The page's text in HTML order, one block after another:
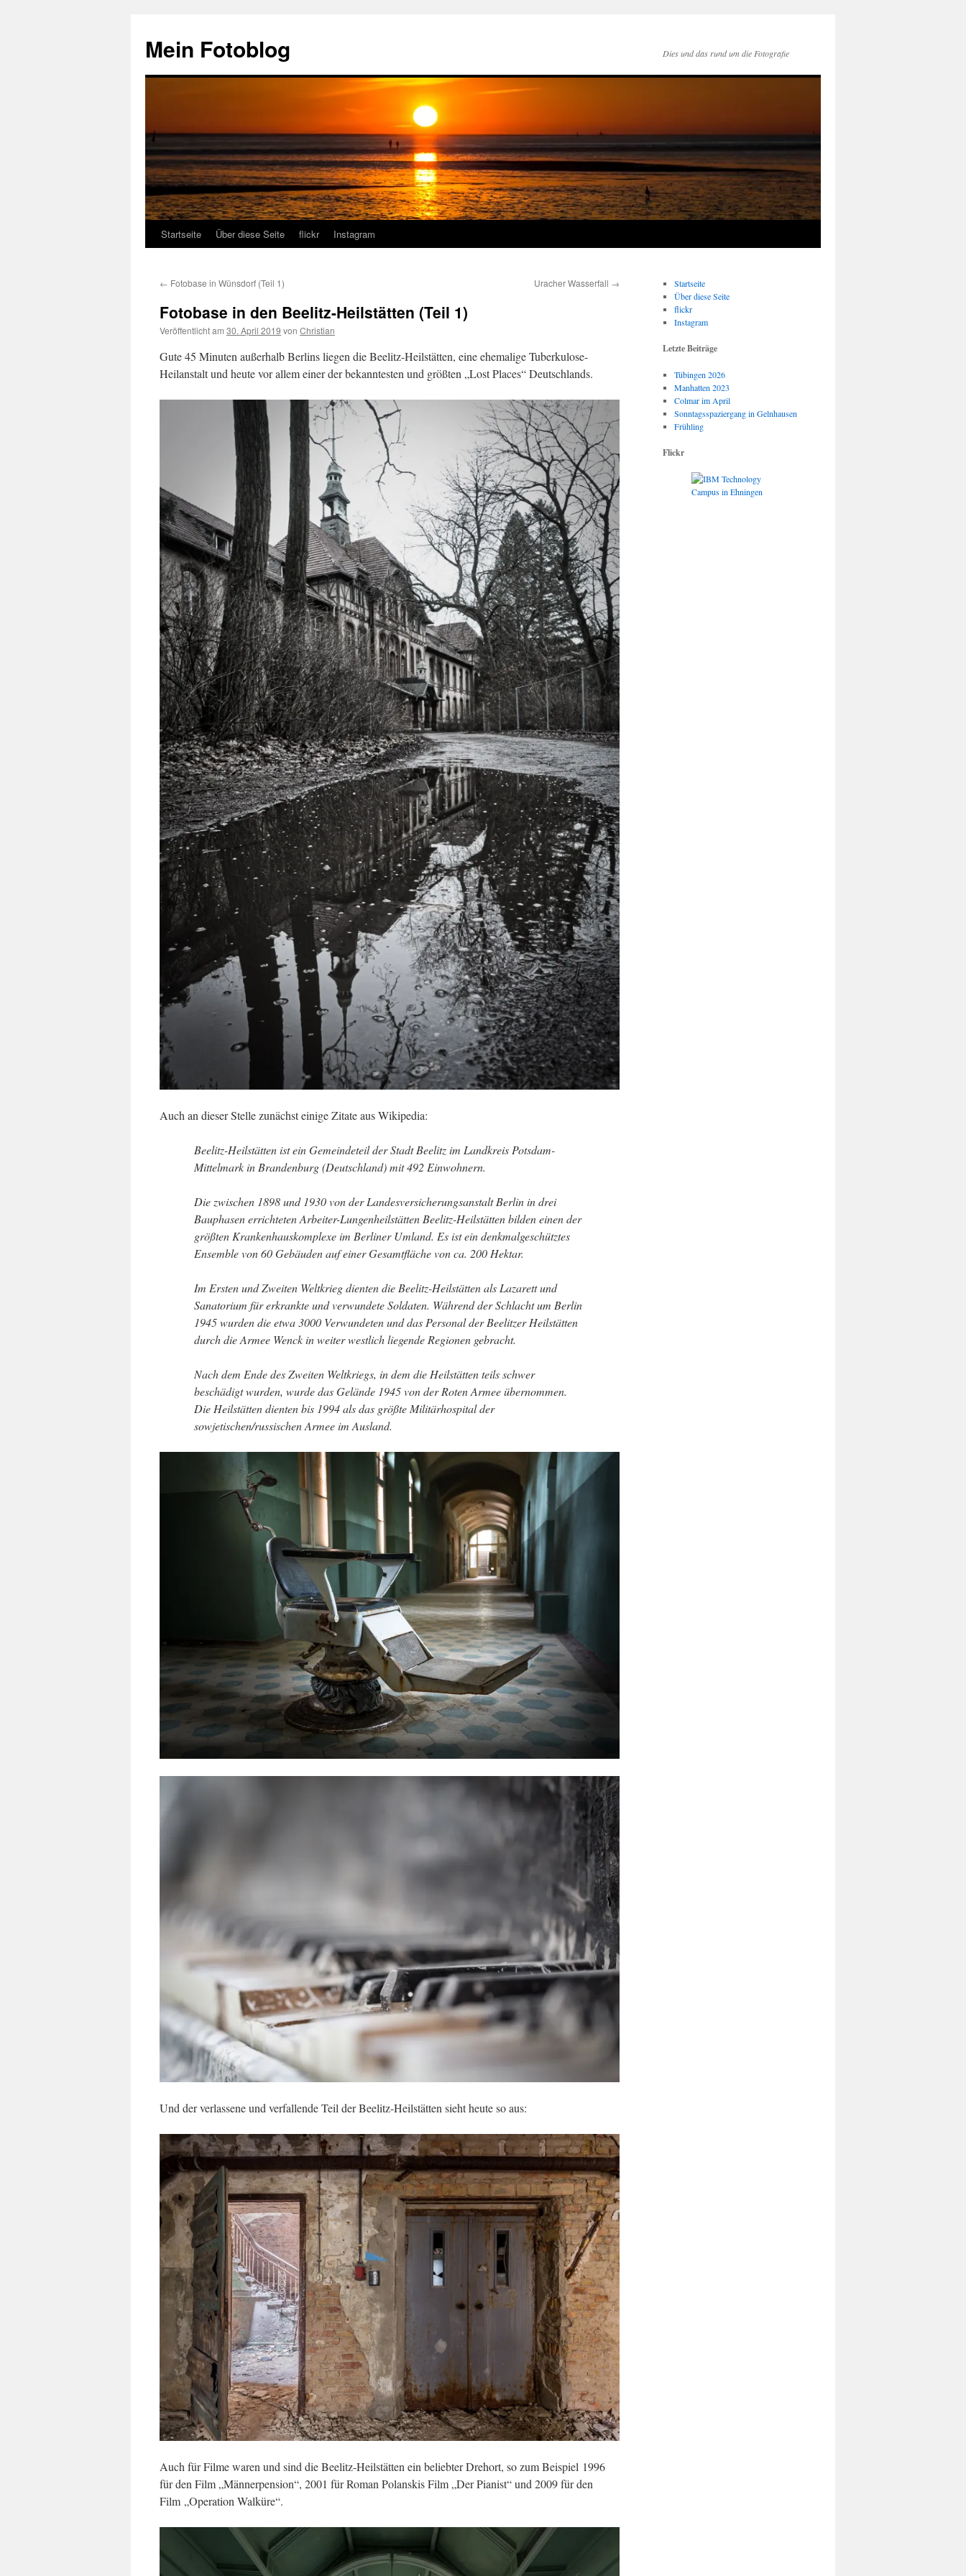
springen
Mein Fotoblog Dies und das rund um die Fotografie
Startseite Über diese Seite flickr Instagram
← Fotobase in Wünsdorf (Teil 1) Uracher Wasserfall →
Fotobase in den Beelitz-Heilstätten (Teil 1)
Veröffentlicht am 30. April 2019 von Christian
Gute 45 Minuten außerhalb Berlins liegen die Beelitz-Heilstätten, eine ehemalige Tuberkulose-
Heilanstalt und heute vor allem einer der bekanntesten und größten „Lost Places“ Deutschlands.
Auch an dieser Stelle zunächst einige Zitate aus Wikipedia:
Beelitz-Heilstätten ist ein Gemeindeteil der Stadt Beelitz im Landkreis Potsdam-
Mittelmark in Brandenburg (Deutschland) mit 492 Einwohnern.
Die zwischen 1898 und 1930 von der Landesversicherungsanstalt Berlin in drei
Bauphasen errichteten Arbeiter-Lungenheilstätten Beelitz-Heilstätten bilden einen der
größten Krankenhauskomplexe im Berliner Umland. Es ist ein denkmalgeschütztes
Ensemble von 60 Gebäuden auf einer Gesamtfläche von ca. 200 Hektar.
Im Ersten und Zweiten Weltkrieg dienten die Beelitz-Heilstätten als Lazarett und
Sanatorium für erkrankte und verwundete Soldaten. Während der Schlacht um Berlin
1945 wurden die etwa 3000 Verwundeten und das Personal der Beelitzer Heilstätten
durch die Armee Wenck in weiter westlich liegende Regionen gebracht.
Nach dem Ende des Zweiten Weltkriegs, in dem die Heilstätten teils schwer
beschädigt wurden, wurde das Gelände 1945 von der Roten Armee übernommen.
Die Heilstätten dienten bis 1994 als das größte Militärhospital der
sowjetischen/russischen Armee im Ausland.
Und der verlassene und verfallende Teil der Beelitz-Heilstätten sieht heute so aus:
Auch für Filme waren und sind die Beelitz-Heilstätten ein beliebter Drehort, so zum Beispiel 1996
für den Film „Männerpension“, 2001 für Roman Polanskis Film „Der Pianist“ und 2009 für den
Film „Operation Walküre“.
Startseite
Über diese Seite
flickr
Instagram
Letzte Beiträge
Tübingen 2026
Manhatten 2023
Colmar im April
Sonntagsspaziergang in Gelnhausen
Frühling
Flickr